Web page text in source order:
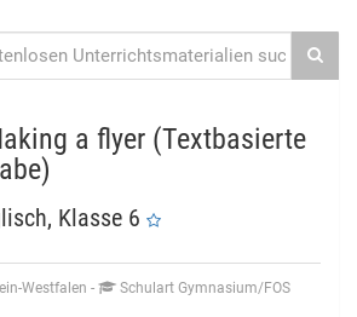
a flyer (Textbasierte
Klasse 6
Westfalen - Schulart Gymnasium/FOS